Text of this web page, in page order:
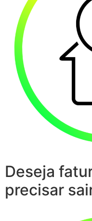
Deseja
precisar